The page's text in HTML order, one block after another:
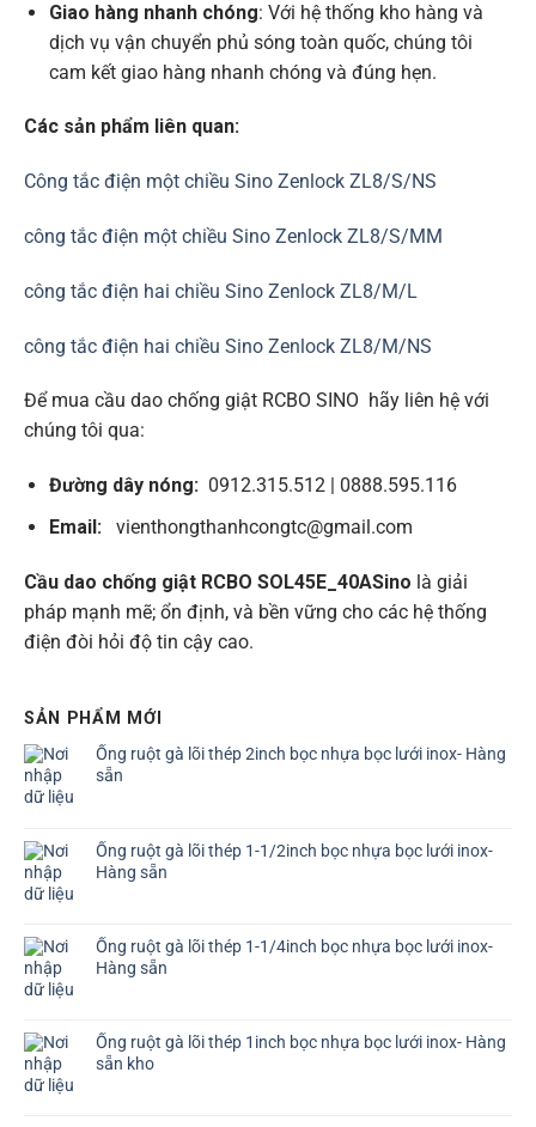
Giao hàng nhanh chóng: Với hệ thống kho hàng và
dịch vụ vận chuyển phủ sóng toàn quốc, chúng tôi
cam kết giao hàng nhanh chóng và đúng hẹn.
Các sản phẩm liên quan:
Công tắc điện một chiều Sino Zenlock ZL8/S/NS
công tắc điện một chiều Sino Zenlock ZL8/S/MM
công tắc điện hai chiều Sino Zenlock ZL8/M/L
công tắc điện hai chiều Sino Zenlock ZL8/M/NS
Để mua cầu dao chống giật RCBO SINO hãy liên hệ với
chúng tôi qua:
Đường dây nóng:0912.315.512 | 0888.595.116
Email:vienthongthanhcongtc@gmail.com
Cầu dao chống giật RCBO SOL45E_40ASino là giải
pháp mạnh mẽ; ổn định, và bền vững cho các hệ thống
điện đòi hỏi độ tin cậy cao.
SẢN PHẨM MỚI
Ống ruột gà lõi thép 2inch bọc nhựa bọc lưới inox- Hàng
sẵn
Ống ruột gà lõi thép 1-1/2inch bọc nhựa bọc lưới inox-
Hàng sẵn
Ống ruột gà lõi thép 1-1/4inch bọc nhựa bọc lưới inox-
Hàng sẵn
Ống ruột gà lõi thép 1inch bọc nhựa bọc lưới inox- Hàng
sẵn kho